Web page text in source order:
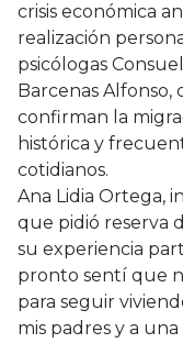
crisis económica
realización
psicólogas
Barcenas Alfonso,
confirman la
histórica y
cotidianos.
Ana Lidia Ortega,
que pidió reserva
su experiencia
pronto sentí que
para seguir
mis padres y a